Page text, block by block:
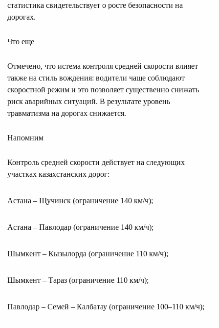
статистика свидетельствует о росте безопасности на
дорогах.
Что еще
Отмечено, что истема контроля средней скорости влияет
также на стиль вождения: водители чаще соблюдают
скоростной режим и это позволяет существенно снижать
риск аварийных ситуаций. В результате уровень
травматизма на дорогах снижается.
Напомним
Контроль средней скорости действует на следующих
участках казахстанских дорог:
Астана – Щучинск (ограничение 140 км/ч);
Астана – Павлодар (ограничение 140 км/ч);
Шымкент – Кызылорда (ограничение 110 км/ч);
Шымкент – Тараз (ограничение 110 км/ч);
Павлодар – Семей – Калбатау (ограничение 100–110 км/ч);